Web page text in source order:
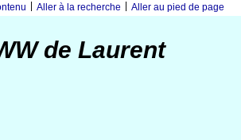
Aller à la recherche Aller au pied de page
de Laurent